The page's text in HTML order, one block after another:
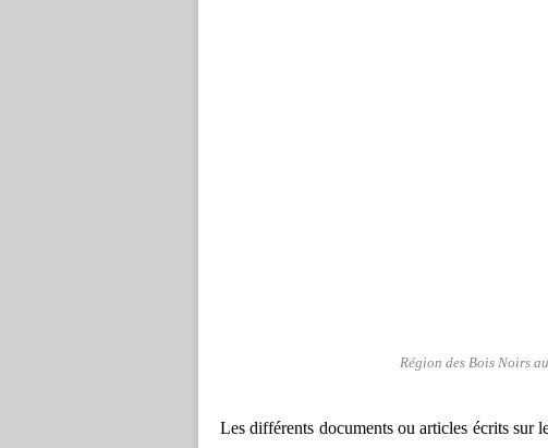
Région des Bois Noirs
Les différents documents ou articles écrits sur